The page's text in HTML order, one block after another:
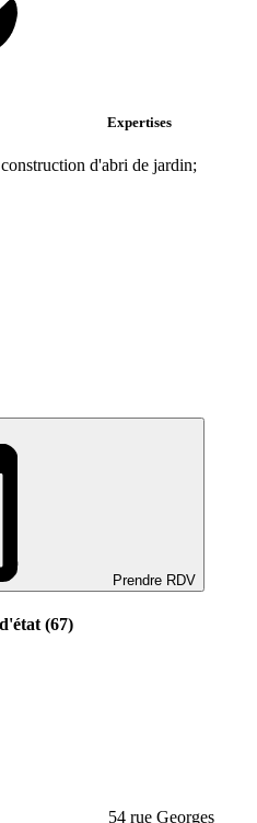
Expertises
d'abri de jardin;
Prendre RDV
(67)
54 rue Georges